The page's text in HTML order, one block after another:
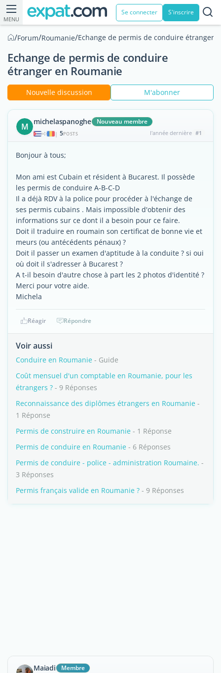
MENU
Se connecter S'inscrire
/Forum/Roumanie/Echange de permis de conduire étranger
Echange de permis de conduire
étranger en Roumanie
Nouvelle discussion M'abonner
M michelaspanoghe Nouveau membre
| 5POSTS l'année dernière #1
Bonjour à tous;
Mon ami est Cubain et résident à Bucarest. Il possède
les permis de conduire A-B-C-D
Il a déjà RDV à la police pour procéder à l'échange de
ses permis cubains . Mais impossible d'obtenir des
informations sur ce dont il a besoin pour ce faire.
Doit il traduire en roumain son certificat de bonne vie et
meurs (ou antécédents pénaux) ?
Doit il passer un examen d'aptitude à la conduite ? si oui
où doit il s'adresser à Bucarest ?
A t-il besoin d'autre chose à part les 2 photos d'identité ?
Merci pour votre aide.
Michela
Réagir Répondre
Voir aussi
Conduire en Roumanie - Guide
Coût mensuel d'un comptable en Roumanie, pour les
étrangers ? - 9 Réponses
Reconnaissance des diplômes étrangers en Roumanie -
1 Réponse
Permis de construire en Roumanie - 1 Réponse
Permis de conduire en Roumanie - 6 Réponses
Permis de conduire - police - administration Roumaine. -
3 Réponses
Permis français valide en Roumanie ? - 9 Réponses
Maiadi Membre